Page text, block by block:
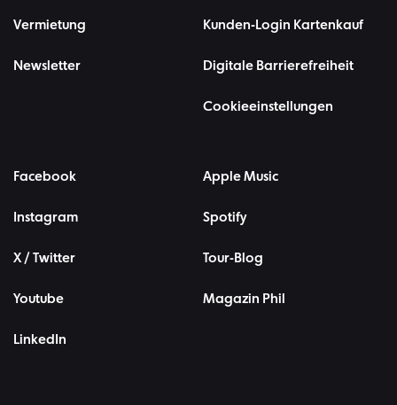
Vermietung
Newsletter
Kunden-Login Kartenkauf
Digitale Barrierefreiheit
Cookieeinstellungen
Facebook
Instagram
X / Twitter
Youtube
LinkedIn
Apple Music
Spotify
Tour-Blog
Magazin Phil